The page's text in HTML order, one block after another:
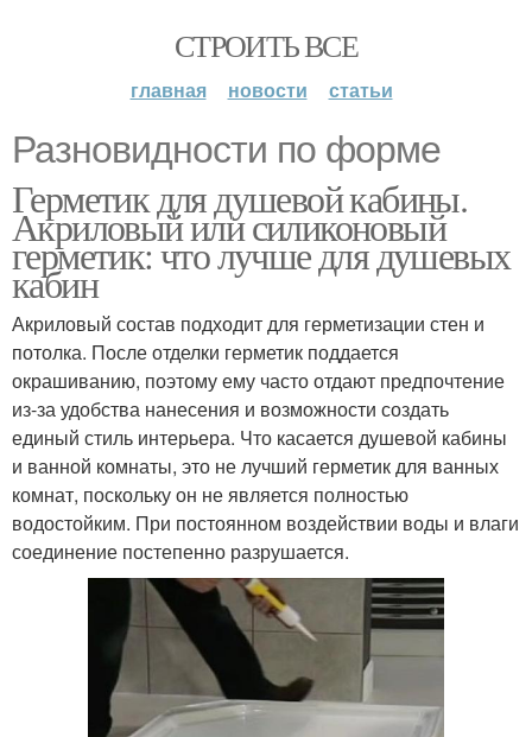
СТРОИТЬ ВСЕ
главная новости статьи
Разновидности по форме
Герметик для душевой кабины.
Акриловый или силиконовый
герметик: что лучше для душевых
кабин
Акриловый состав подходит для герметизации стен и
потолка. После отделки герметик поддается
окрашиванию, поэтому ему часто отдают предпочтение
из-за удобства нанесения и возможности создать
единый стиль интерьера. Что касается душевой кабины
и ванной комнаты, это не лучший герметик для ванных
комнат, поскольку он не является полностью
водостойким. При постоянном воздействии воды и влаги
соединение постепенно разрушается.